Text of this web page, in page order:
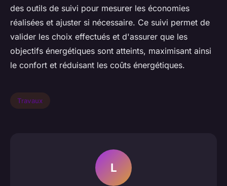
des outils de suivi pour mesurer les économies
réalisées et ajuster si nécessaire. Ce suivi permet de
valider les choix effectués et d'assurer que les
objectifs énergétiques sont atteints, maximisant ainsi
le confort et réduisant les coûts énergétiques.
Travaux
L